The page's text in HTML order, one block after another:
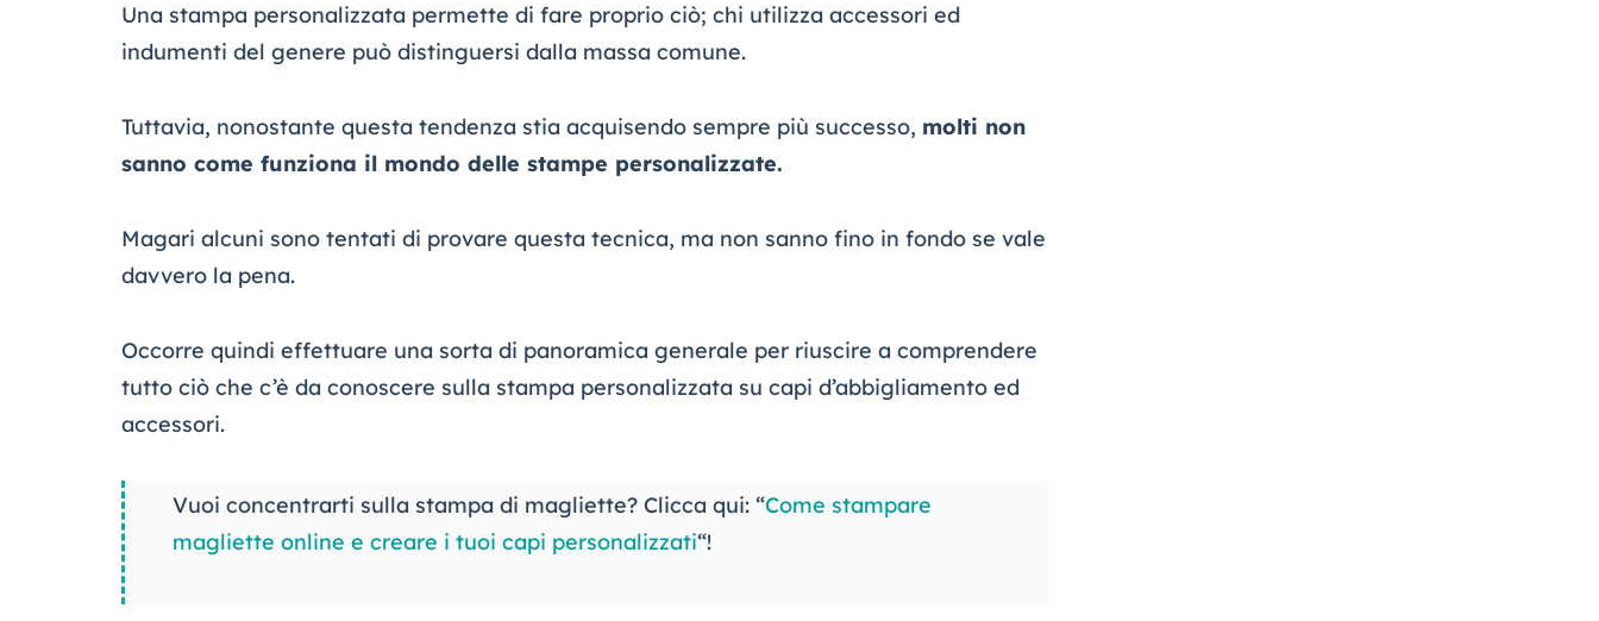
Una stampa personalizzata permette di fare proprio ciò; chi utilizza accessori ed
indumenti del genere può distinguersi dalla massa comune.
Tuttavia, nonostante questa tendenza stia acquisendo sempre più successo, molti non
sanno come funziona il mondo delle stampe personalizzate.
Magari alcuni sono tentati di provare questa tecnica, ma non sanno fino in fondo se vale
davvero la pena.
Occorre quindi effettuare una sorta di panoramica generale per riuscire a comprendere
tutto ciò che c’è da conoscere sulla stampa personalizzata su capi d’abbigliamento ed
accessori.
Vuoi concentrarti sulla stampa di magliette? Clicca qui: “Come stampare
magliette online e creare i tuoi capi personalizzati“!